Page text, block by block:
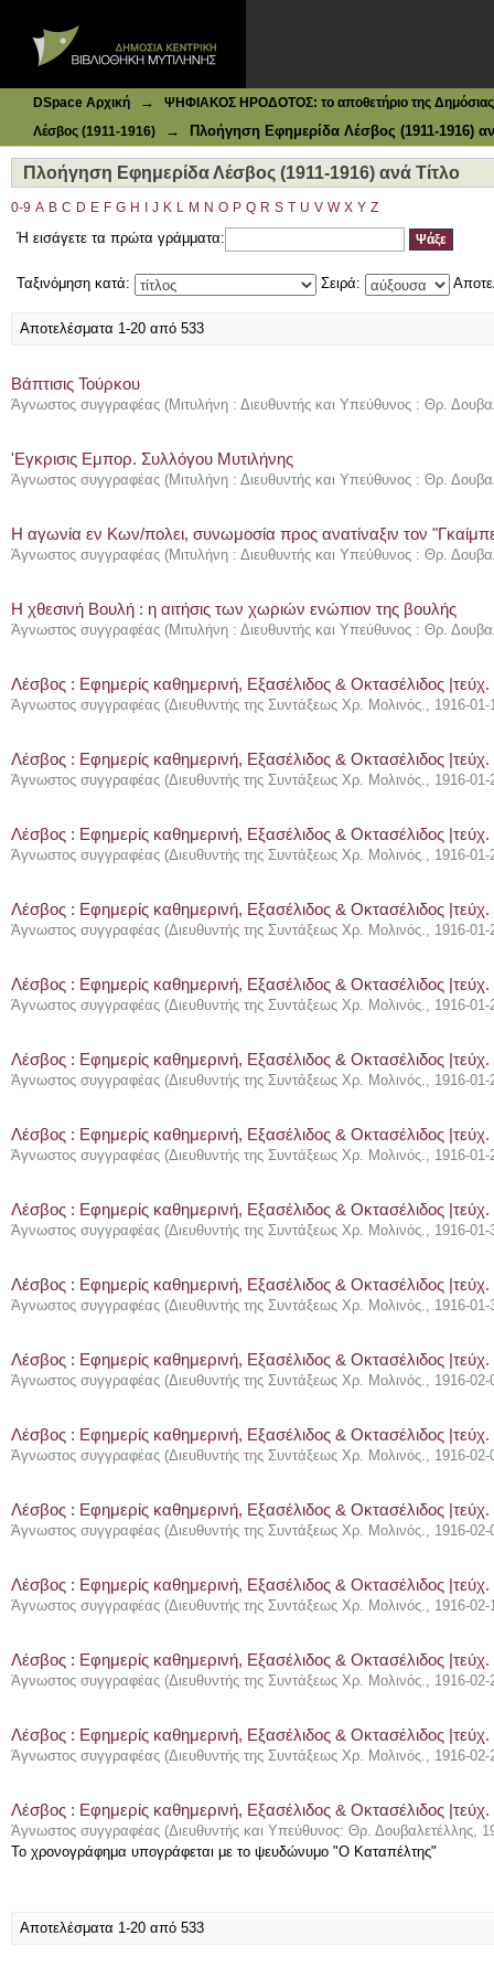
DSpace Αρχική →
ΨΗΦΙΑΚΟΣ ΗΡΟΔΟΤΟΣ: το αποθετήριο της Δημόσιας
Λέσβος (1911-1916)
→ Πλοήγηση Εφημερίδα Λέσβος (1911-1916)
Πλοήγηση Εφημερίδα Λέσβος (1911-1916) ανά Τίτλο
0-9 A B C D E F G H J K L M N O P Q R S T U V W X Y Z
Ή εισάγετε τα πρώτα γράμματα:
Ταξινόμηση κατά: Σειρά:
Αποτελέσματα 1-20 από 533
Βάπτισις Τούρκου
Άγνωστος συγγραφέας (Μιτυλήνη : Διευθυντής και Υπεύθυνος : Θρ.
'Εγκρισις Εμπορ. Συλλόγου Μυτιλήνης
Άγνωστος συγγραφέας (Μιτυλήνη : Διευθυντής και Υπεύθυνος : Θρ.
Η αγωνία εν Κων/πολει, συνωμοσία προς ανατίναξιν τον
Άγνωστος συγγραφέας (Μιτυλήνη : Διευθυντής και Υπεύθυνος : Θρ.
Η χθεσινή Βουλή : η αιτήσις των χωριών ενώπιον της βουλής
Άγνωστος συγγραφέας (Μιτυλήνη : Διευθυντής και Υπεύθυνος : Θρ.
Λέσβος : Eφημερίς καθημερινή, Εξασέλιδος & Οκτασέλιδος
Άγνωστος συγγραφέας (Διευθυντής της Συντάξεως Χρ. Μολινός., 1916-01-
Λέσβος : Eφημερίς καθημερινή, Εξασέλιδος & Οκτασέλιδος
Άγνωστος συγγραφέας (Διευθυντής της Συντάξεως Χρ. Μολινός., 1916-01-
Λέσβος : Eφημερίς καθημερινή, Εξασέλιδος & Οκτασέλιδος
Άγνωστος συγγραφέας (Διευθυντής της Συντάξεως Χρ. Μολινός., 1916-01-
Λέσβος : Eφημερίς καθημερινή, Εξασέλιδος & Οκτασέλιδος
Άγνωστος συγγραφέας (Διευθυντής της Συντάξεως Χρ. Μολινός., 1916-01-
Λέσβος : Eφημερίς καθημερινή, Εξασέλιδος & Οκτασέλιδος
Άγνωστος συγγραφέας (Διευθυντής της Συντάξεως Χρ. Μολινός., 1916-01-
Λέσβος : Eφημερίς καθημερινή, Εξασέλιδος & Οκτασέλιδος
Άγνωστος συγγραφέας (Διευθυντής της Συντάξεως Χρ. Μολινός., 1916-01-
Λέσβος : Eφημερίς καθημερινή, Εξασέλιδος & Οκτασέλιδος
Άγνωστος συγγραφέας (Διευθυντής της Συντάξεως Χρ. Μολινός., 1916-01-
Λέσβος : Eφημερίς καθημερινή, Εξασέλιδος & Οκτασέλιδος
Άγνωστος συγγραφέας (Διευθυντής της Συντάξεως Χρ. Μολινός., 1916-01-
Λέσβος : Eφημερίς καθημερινή, Εξασέλιδος & Οκτασέλιδος
Άγνωστος συγγραφέας (Διευθυντής της Συντάξεως Χρ. Μολινός., 1916-01-
Λέσβος : Eφημερίς καθημερινή, Εξασέλιδος & Οκτασέλιδος
Άγνωστος συγγραφέας (Διευθυντής της Συντάξεως Χρ. Μολινός., 1916-02-
Λέσβος : Eφημερίς καθημερινή, Εξασέλιδος & Οκτασέλιδος
Άγνωστος συγγραφέας (Διευθυντής της Συντάξεως Χρ. Μολινός., 1916-02-
Λέσβος : Eφημερίς καθημερινή, Εξασέλιδος & Οκτασέλιδος
Άγνωστος συγγραφέας (Διευθυντής της Συντάξεως Χρ. Μολινός., 1916-02-
Λέσβος : Eφημερίς καθημερινή, Εξασέλιδος & Οκτασέλιδος
Άγνωστος συγγραφέας (Διευθυντής της Συντάξεως Χρ. Μολινός., 1916-02-
Λέσβος : Eφημερίς καθημερινή, Εξασέλιδος & Οκτασέλιδος
Άγνωστος συγγραφέας (Διευθυντής της Συντάξεως Χρ. Μολινός., 1916-02-
Λέσβος : Eφημερίς καθημερινή, Εξασέλιδος & Οκτασέλιδος
Άγνωστος συγγραφέας (Διευθυντής της Συντάξεως Χρ. Μολινός., 1916-02-
Λέσβος : Eφημερίς καθημερινή, Εξασέλιδος & Οκτασέλιδος
Άγνωστος συγγραφέας (Διευθυντής και Υπεύθυνος: Θρ. Δουβαλετέλλης,
Το χρονογράφημα υπογράφεται με το ψευδώνυμο "Ο Καταπέλτης"
Αποτελέσματα 1-20 από 533